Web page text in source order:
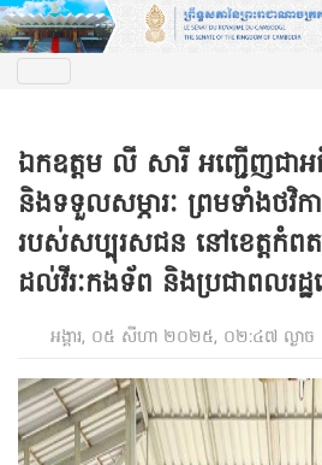
ឯកឧត្តម លី សារី អញ្ជើញជា
និងទទួលសម្ភារៈ ព្រមទាំងថ
របស់សប្បុរសជន នៅខេត្តកំពត
ដល់វីរៈកងទ័ព និងប្រជាពលរ
អង្គារ, ០៥ សីហា ២០២៥, ០២:៤៧ ល្ងាច